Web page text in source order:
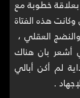
خطوبة مع
هذه الفتاة
العقلي ،
أشعر بان هناك
لم أكن أبالي
.